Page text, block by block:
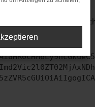
uns diesen Text